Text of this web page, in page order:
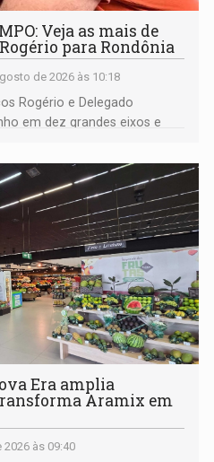
Veja as mais de
para Rondônia
de 2026 às 10:18
Rogério e Delegado
em dez grandes eixos e
Era amplia
Aramix em
às 09:40